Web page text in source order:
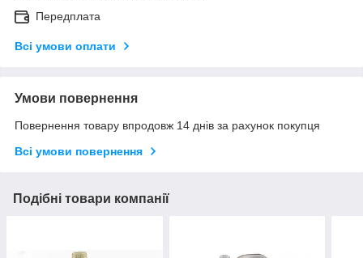
Передплата
Всі умови оплати
Умови повернення
Повернення товару впродовж 14 днів за рахунок покупця
Всі умови повернення
Подібні товари компанії